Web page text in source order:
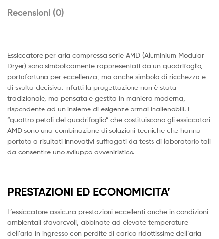
Recensioni (0)
Essiccatore per aria compressa serie AMD (Aluminium Modular
Dryer) sono simbolicamente rappresentati da un quadrifoglio,
portafortuna per eccellenza, ma anche simbolo di ricchezza e
di svolta decisiva. Infatti la progettazione non è stata
tradizionale, ma pensata e gestita in maniera moderna,
rispondente ad un insieme di esigenze ormai inalienabili. I
“quattro petali del quadrifoglio” che costituiscono gli essiccatori
AMD sono una combinazione di soluzioni tecniche che hanno
portato a risultati innovativi suffragati da tests di laboratorio tali
da consentire uno sviluppo avveniristico.
PRESTAZIONI ED ECONOMICITA’
L’essiccatore assicura prestazioni eccellenti anche in condizioni
ambientali sfavorevoli, abbinate ad elevate temperature
dell’aria in ingresso con perdite di carico ridottissime dell’aria